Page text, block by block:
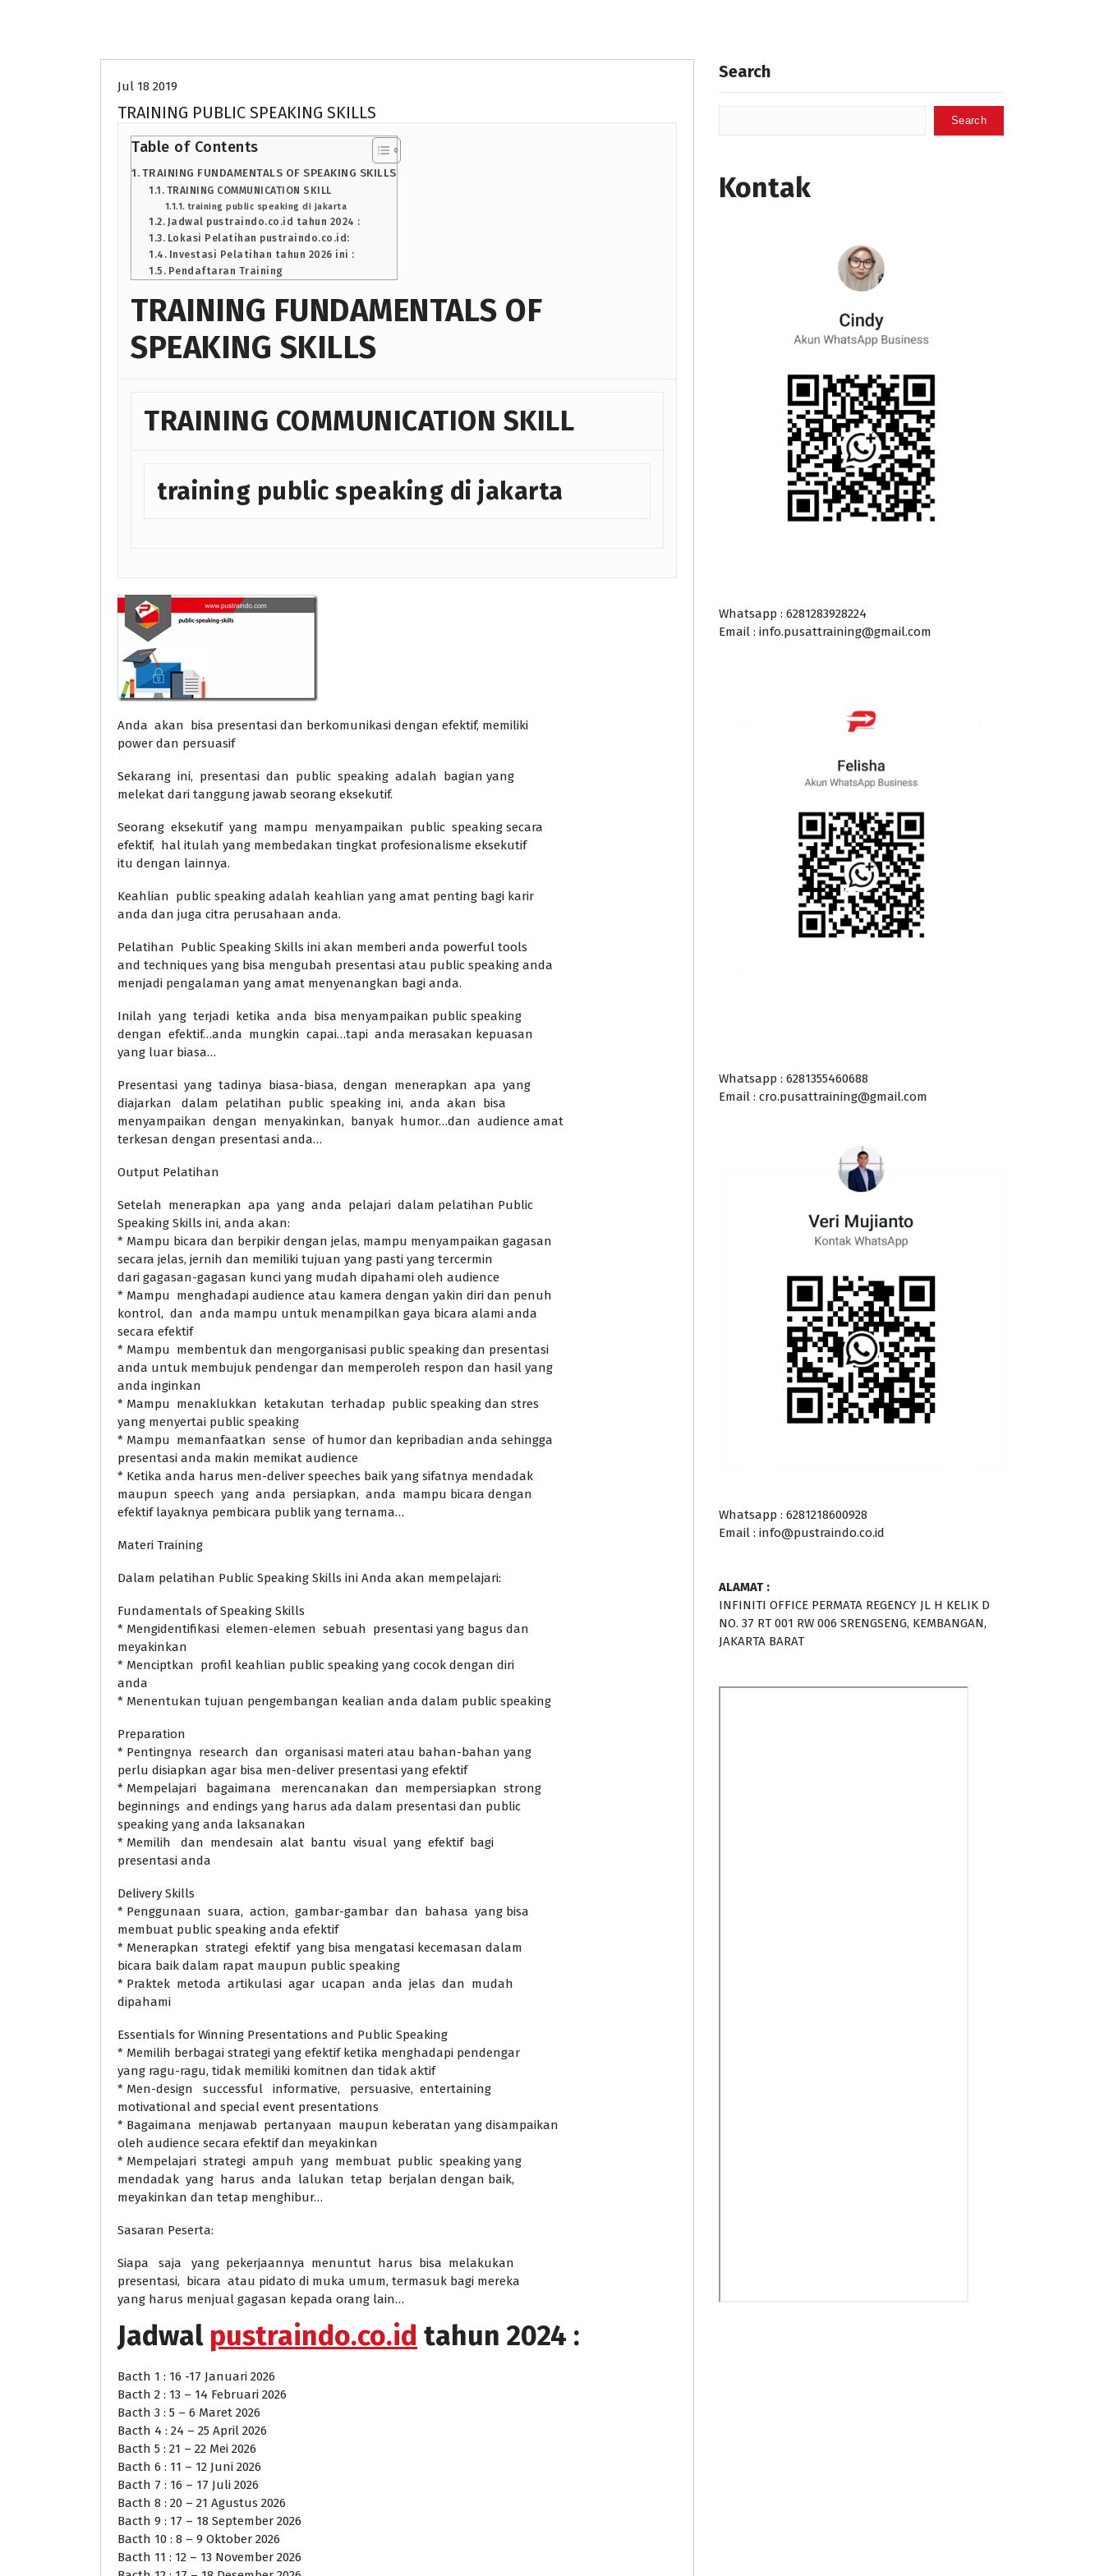
Jul 18 2019
TRAINING PUBLIC SPEAKING SKILLS
Table of Contents
TRAINING FUNDAMENTALS OF SPEAKING SKILLS
TRAINING COMMUNICATION SKILL
training public speaking di jakarta
Jadwal pustraindo.co.id tahun 2024 :
Lokasi Pelatihan pustraindo.co.id:
Investasi Pelatihan tahun 2026 ini :
Pendaftaran Training
TRAINING FUNDAMENTALS OF
SPEAKING SKILLS
TRAINING COMMUNICATION SKILL
training public speaking di jakarta
Anda akan bisa presentasi dan berkomunikasi dengan efektif, memiliki
power dan persuasif
Sekarang ini, presentasi dan public speaking adalah bagian yang
melekat dari tanggung jawab seorang eksekutif.
Seorang eksekutif yang mampu menyampaikan public speaking secara
efektif, hal itulah yang membedakan tingkat profesionalisme eksekutif
itu dengan lainnya.
Keahlian public speaking adalah keahlian yang amat penting bagi karir
anda dan juga citra perusahaan anda.
Pelatihan Public Speaking Skills ini akan memberi anda powerful tools
and techniques yang bisa mengubah presentasi atau public speaking anda
menjadi pengalaman yang amat menyenangkan bagi anda.
Inilah yang terjadi ketika anda bisa menyampaikan public speaking
dengan efektif…anda mungkin capai…tapi anda merasakan kepuasan
yang luar biasa…
Presentasi yang tadinya biasa-biasa, dengan menerapkan apa yang
diajarkan dalam pelatihan public speaking ini, anda akan bisa
menyampaikan dengan menyakinkan, banyak humor…dan audience amat
terkesan dengan presentasi anda…
Output Pelatihan
Setelah menerapkan apa yang anda pelajari dalam pelatihan Public
Speaking Skills ini, anda akan:
* Mampu bicara dan berpikir dengan jelas, mampu menyampaikan gagasan
secara jelas, jernih dan memiliki tujuan yang pasti yang tercermin
dari gagasan-gagasan kunci yang mudah dipahami oleh audience
* Mampu menghadapi audience atau kamera dengan yakin diri dan penuh
kontrol, dan anda mampu untuk menampilkan gaya bicara alami anda
secara efektif
* Mampu membentuk dan mengorganisasi public speaking dan presentasi
anda untuk membujuk pendengar dan memperoleh respon dan hasil yang
anda inginkan
* Mampu menaklukkan ketakutan terhadap public speaking dan stres
yang menyertai public speaking
* Mampu memanfaatkan sense of humor dan kepribadian anda sehingga
presentasi anda makin memikat audience
* Ketika anda harus men-deliver speeches baik yang sifatnya mendadak
maupun speech yang anda persiapkan, anda mampu bicara dengan
efektif layaknya pembicara publik yang ternama…
Materi Training
Dalam pelatihan Public Speaking Skills ini Anda akan mempelajari:
Fundamentals of Speaking Skills
* Mengidentifikasi elemen-elemen sebuah presentasi yang bagus dan
meyakinkan
* Menciptkan profil keahlian public speaking yang cocok dengan diri
anda
* Menentukan tujuan pengembangan kealian anda dalam public speaking
Preparation
* Pentingnya research dan organisasi materi atau bahan-bahan yang
perlu disiapkan agar bisa men-deliver presentasi yang efektif
* Mempelajari bagaimana merencanakan dan mempersiapkan strong
beginnings and endings yang harus ada dalam presentasi dan public
speaking yang anda laksanakan
* Memilih dan mendesain alat bantu visual yang efektif bagi
presentasi anda
Delivery Skills
* Penggunaan suara, action, gambar-gambar dan bahasa yang bisa
membuat public speaking anda efektif
* Menerapkan strategi efektif yang bisa mengatasi kecemasan dalam
bicara baik dalam rapat maupun public speaking
* Praktek metoda artikulasi agar ucapan anda jelas dan mudah
dipahami
Essentials for Winning Presentations and Public Speaking
* Memilih berbagai strategi yang efektif ketika menghadapi pendengar
yang ragu-ragu, tidak memiliki komitnen dan tidak aktif
* Men-design successful informative, persuasive, entertaining
motivational and special event presentations
* Bagaimana menjawab pertanyaan maupun keberatan yang disampaikan
oleh audience secara efektif dan meyakinkan
* Mempelajari strategi ampuh yang membuat public speaking yang
mendadak yang harus anda lalukan tetap berjalan dengan baik,
meyakinkan dan tetap menghibur…
Sasaran Peserta:
Siapa saja yang pekerjaannya menuntut harus bisa melakukan
presentasi, bicara atau pidato di muka umum, termasuk bagi mereka
yang harus menjual gagasan kepada orang lain…
Jadwal pustraindo.co.id tahun 2024 :
Bacth 1 : 16 -17 Januari 2026
Bacth 2 : 13 – 14 Februari 2026
Bacth 3 : 5 – 6 Maret 2026
Bacth 4 : 24 – 25 April 2026
Bacth 5 : 21 – 22 Mei 2026
Bacth 6 : 11 – 12 Juni 2026
Bacth 7 : 16 – 17 Juli 2026
Bacth 8 : 20 – 21 Agustus 2026
Bacth 9 : 17 – 18 September 2026
Bacth 10 : 8 – 9 Oktober 2026
Bacth 11 : 12 – 13 November 2026
Search
Search
Kontak
Whatsapp : 6281283928224
Email : info.pusattraining@gmail.com
Whatsapp : 6281355460688
Email : cro.pusattraining@gmail.com
Whatsapp : 6281218600928
Email : info@pustraindo.co.id
ALAMAT :
INFINITI OFFICE PERMATA REGENCY JL H KELIK D
NO. 37 RT 001 RW 006 SRENGSENG, KEMBANGAN,
JAKARTA BARAT